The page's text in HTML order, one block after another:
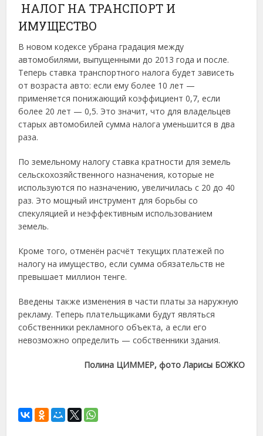
НАЛОГ НА ТРАНСПОРТ И
ИМУЩЕСТВО
В новом кодексе убрана градация между
автомобилями, выпущенными до 2013 года и после.
Теперь ставка транспортного налога будет зависеть
от возраста авто: если ему более 10 лет —
применяется понижающий коэффициент 0,7, если
более 20 лет — 0,5. Это значит, что для владельцев
старых автомобилей сумма налога уменьшится в два
раза.
По земельному налогу ставка кратности для земель
сельскохозяйственного назначения, которые не
используются по назначению, увеличилась с 20 до 40
раз. Это мощный инструмент для борьбы со
спекуляцией и неэффективным использованием
земель.
Кроме того, отменён расчёт текущих платежей по
налогу на имущество, если сумма обязательств не
превышает миллион тенге.
Введены также изменения в части платы за наружную
рекламу. Теперь плательщиками будут являться
собственники рекламного объекта, а если его
невозможно определить — собственники здания.
Полина ЦИММЕР, фото Ларисы БОЖКО